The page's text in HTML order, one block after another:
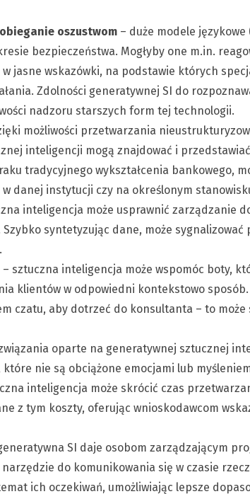
oszustwom – duże modele językowe
bezpieczeństwa. Mogłyby one m.in.
w jasne wskazówki, na podstawie których
Zdolności generatywnej SI do
nadzoru starszych form tej technologii.
możliwości przetwarzania
inteligencji mogą znajdować i
tradycyjnego wykształcenia bankowego,
danej instytucji czy na określonym
inteligencja może usprawnić zarządzanie
syntetyzując dane, może sygnalizować
– sztuczna inteligencja może wspomóc boty,
klientów w odpowiedni kontekstowo
czatu, aby dotrzeć do konsultanta – to może
oparte na generatywnej sztucznej
nie są obciążone emocjami lub
inteligencja może skrócić czas
z tym koszty, oferując wnioskodawcom
SI daje osobom zarządzającym
do komunikowania się w czasie
ich oczekiwań, umożliwiając lepsze